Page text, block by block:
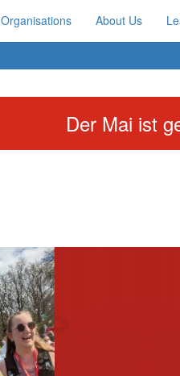
Organisations About Us
Der Mai ist